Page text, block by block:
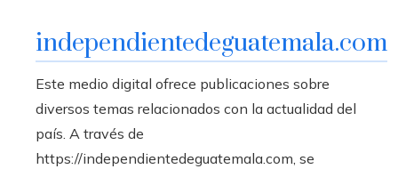
independientedeguatemala.com
Este medio digital ofrece publicaciones sobre
diversos temas relacionados con la actualidad del
país. A través de
https://independientedeguatemala.com, se